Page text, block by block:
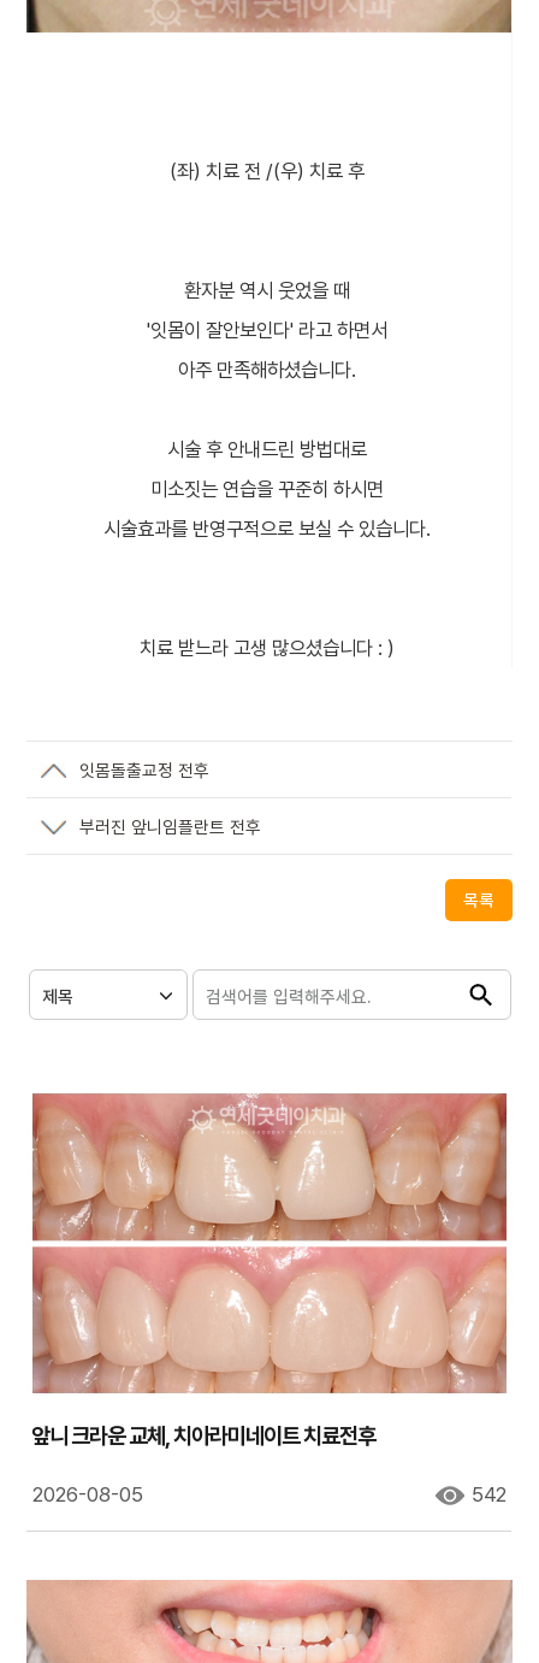
(좌) 치료 전 /(우) 치료 후
환자분 역시 웃었을 때
'잇몸이 잘안보인다' 라고 하면서
아주 만족해하셨습니다.
시술 후 안내드린 방법대로
미소짓는 연습을 꾸준히 하시면
시술효과를 반영구적으로 보실 수 있습니다.
치료 받느라 고생 많으셨습니다 : )
잇몸돌출교정 전후
부러진 앞니임플란트 전후
목록
앞니 크라운 교체, 치아라미네이트 치료전후
2026-08-05 542